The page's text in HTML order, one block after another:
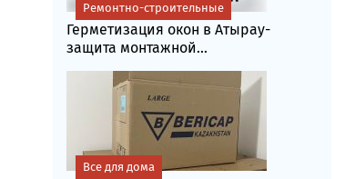
Герметизация окон в Атырау-
защита монтажной...
Ремонтно-строительные
Все для дома